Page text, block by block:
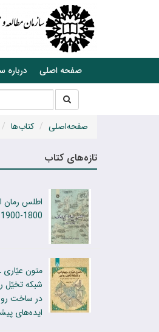
صفحه اصلی
جستجو
در
سایتصفحه‌اصلی کتاب‌ها
تازه‌های کتاب
اطلس رمان
1800-1900
متون عیّاری
شبکه تخیّل
در ساخت
ایده‌های